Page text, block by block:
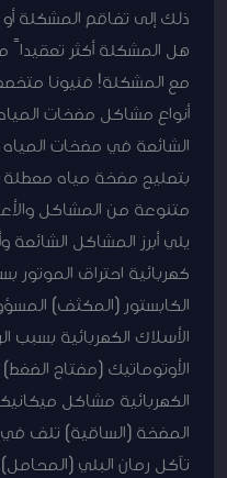
ذلك إلى تفاقم المشكلة أو
هل المشكلة أكثر تعقيداً
مع المشكلة! فنيونا
أنواع مشاكل مضخات
الشائعة في مضخات
بتصليح مضخة مياه
متنوعة من المشاكل
يلي أبرز المشاكل
كهربائية احتراق الموتور
الكابستور (المكثف)
الأسلاك الكهربائية بسبب
الأوتوماتيك (مفتاح
الكهربائية مشاكل
المضخة (الساقية) تلف
تآكل رمان البلي